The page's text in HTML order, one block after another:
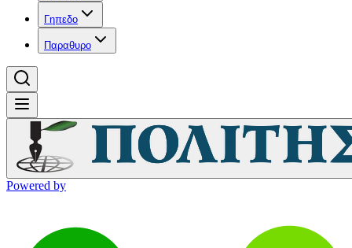
Γηπεδο
Παραθυρο
Powered by